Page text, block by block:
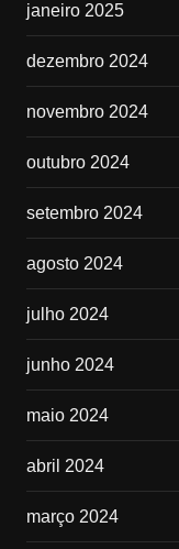
janeiro 2025
dezembro 2024
novembro 2024
outubro 2024
setembro 2024
agosto 2024
julho 2024
junho 2024
maio 2024
abril 2024
março 2024